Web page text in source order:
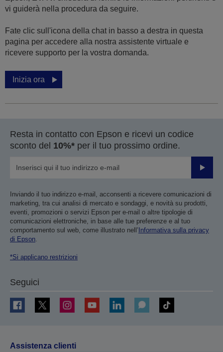
vi guiderà nella procedura da seguire.
Fate clic sull'icona della chat in basso a destra in questa
pagina per accedere alla nostra assistente virtuale e
ricevere supporto per la vostra domanda.
Inizia ora
Resta in contatto con Epson e ricevi un codice
sconto del 10%* per il tuo prossimo ordine.
Invia
Inviando il tuo indirizzo e-mail, acconsenti a ricevere comunicazioni di
marketing, tra cui analisi di mercato e sondaggi, e novità su prodotti,
eventi, promozioni o servizi Epson per e-mail o altre tipologie di
comunicazioni elettroniche, in base alle tue preferenze e al tuo
comportamento sul web, come illustrato nell’ Informativa sulla privacy
di Epson.
*Si applicano restrizioni
Seguici
Assistenza clienti